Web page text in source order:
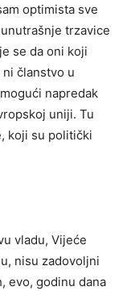
optimista sve
trzavice
se da oni koji
članstvo u
napredak
uniji. Tu
koji su politički
vladu, Vijeće
nisu zadovoljni
evo, godinu dana